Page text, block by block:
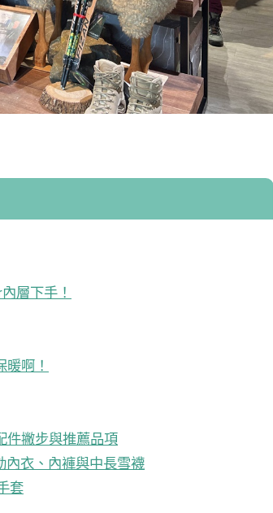
層下手！
啊！
件撇步與推薦品項
內衣、內褲與中長雪襪
套